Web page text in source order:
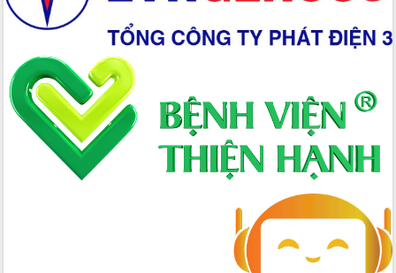
Xây dựng nền hành chính số đồng
hành cùng nông dân dân, doanh nghiệp
Giai đoạn 2026-2030, Đắk Lắk phấn
đấu có 77% xã đạt chuẩn nông thôn
mới
Chuyển đổi số 'mở đường' cho nông
nghiệp Đắk Lắk tăng trưởng bứt phá
Triển khai đồng bộ đo đạc, lập hồ sơ
địa chính, hoàn thiện cơ sở dữ liệu đất